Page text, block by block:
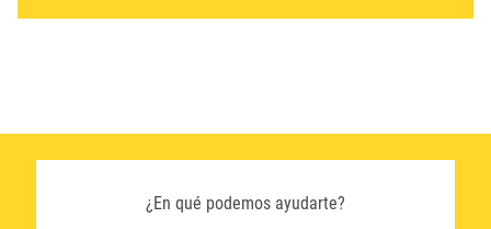
¿En qué podemos ayudarte?